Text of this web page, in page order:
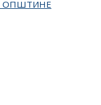
ОПШТИНЕ